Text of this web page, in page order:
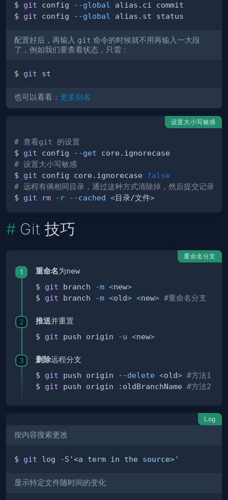
$ git config --global
$ git config --global
配置好后，再输入 git 命令的时候就不用再输入一大段
了，例如我们要查看状态，只需：
$ git
也可以看看： 更多别名
设置大小写敏感
# 查看git 的设置
$ git config --get
# 设置大小写敏感
$ git config core.ignorecase false
# 远程有俩相同目录，通过这种方式清除掉，然后提交记录
$ git rm -r --cached <目录/文件>
Git 技巧
重命名分支
重命名为new
$ git branch -m <new>
$ git branch -m <old> <new> #重命名分支
推送并重置
$ git push origin -u <new>
删除远程分支
$ git push origin --delete <old> #方法1
$ git push origin :oldBranchName #方法2
Log
按内容搜索更改
$ git log -S '<a term in the source>'
显示特定文件随时间的变化